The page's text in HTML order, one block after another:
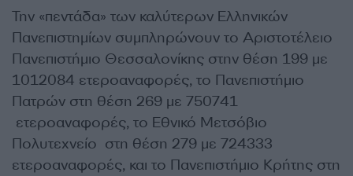
Την «πεντάδα» των καλύτερων Ελληνικών
Πανεπιστημίων συμπληρώνουν το Αριστοτέλειο
Πανεπιστήμιο Θεσσαλονίκης στην θέση 199 με
1012084 ετεροαναφορές, το Πανεπιστήμιο
Πατρών στη θέση 269 με 750741
ετεροαναφορές, το Εθνικό Μετσόβιο
Πολυτεχνείο στη θέση 279 με 724333
ετεροαναφορές, και το Πανεπιστήμιο Κρήτης στη